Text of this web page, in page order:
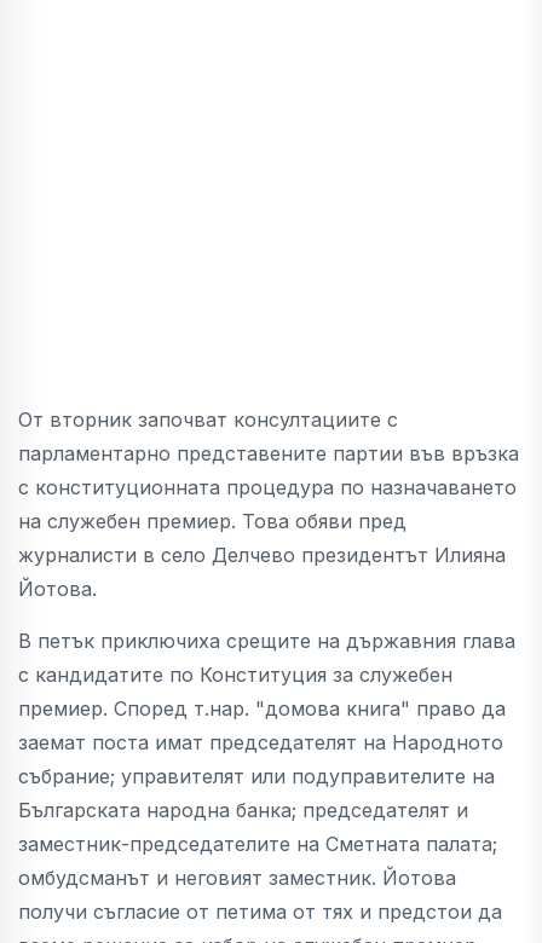
От вторник започват консултациите с
парламентарно представените партии във връзка
с конституционната процедура по назначаването
на служебен премиер. Това обяви пред
журналисти в село Делчево президентът Илияна
Йотова.
В петък приключиха срещите на държавния глава
с кандидатите по Конституция за служебен
премиер. Според т.нар. "домова книга" право да
заемат поста имат председателят на Народното
събрание; управителят или подуправителите на
Българската народна банка; председателят и
заместник-председателите на Сметната палата;
омбудсманът и неговият заместник. Йотова
получи съгласие от петима от тях и предстои да